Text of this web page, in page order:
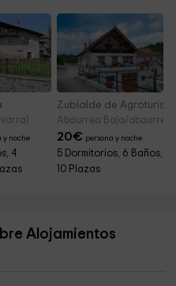
y noche
4
Zubialde de
Abaurrea Baja/
20€ persona y noche
5 Dormitorios, 6 Baños,
10 Plazas
Alojamientos